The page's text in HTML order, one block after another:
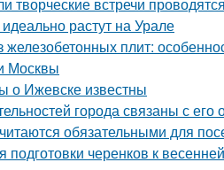
растут на Урале
плит:
Москвы
о Ижевске известны
города связаны с его
обязательными для
черенков к